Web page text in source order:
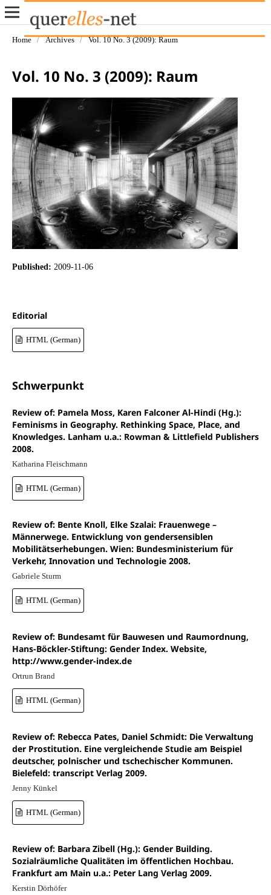
Home / Archives / Vol. 10 No. 3 (2009): Raum
Vol. 10 No. 3 (2009): Raum
Published: 2009-11-06
Editorial
HTML (German)
Schwerpunkt
Review of: Pamela Moss, Karen Falconer Al-Hindi (Hg.):
Feminisms in Geography. Rethinking Space, Place, and
Knowledges. Lanham u.a.: Rowman & Littlefield Publishers
2008.
Katharina Fleischmann
HTML (German)
Review of: Bente Knoll, Elke Szalai: Frauenwege –
Männerwege. Entwicklung von gendersensiblen
Mobilitätserhebungen. Wien: Bundesministerium für
Verkehr, Innovation und Technologie 2008.
Gabriele Sturm
HTML (German)
Review of: Bundesamt für Bauwesen und Raumordnung,
Hans-Böckler-Stiftung: Gender Index. Website,
http://www.gender-index.de
Ortrun Brand
HTML (German)
Review of: Rebecca Pates, Daniel Schmidt: Die Verwaltung
der Prostitution. Eine vergleichende Studie am Beispiel
deutscher, polnischer und tschechischer Kommunen.
Bielefeld: transcript Verlag 2009.
Jenny Künkel
HTML (German)
Review of: Barbara Zibell (Hg.): Gender Building.
Sozialräumliche Qualitäten im öffentlichen Hochbau.
Frankfurt am Main u.a.: Peter Lang Verlag 2009.
Kerstin Dörhöfer